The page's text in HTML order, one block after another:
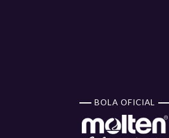
BOLA OFICIAL